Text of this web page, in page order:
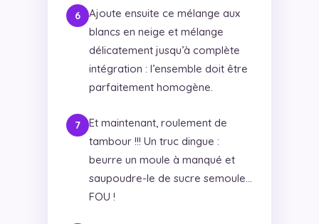
Ajoute ensuite ce mélange aux
blancs en neige et mélange
délicatement jusqu’à complète
intégration : l’ensemble doit être
parfaitement homogène.
Et maintenant, roulement de
tambour !!! Un truc dingue :
beurre un moule à manqué et
saupoudre-le de sucre semoule…
FOU !